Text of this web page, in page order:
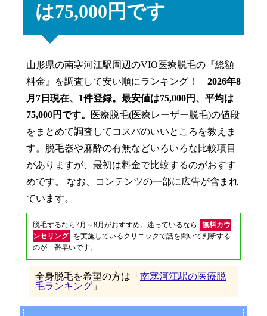
は75,000円です
山形県の南寒河江駅周辺のVIO医療脱毛の『総額
料金』を調査して安い順にランキング！ 2026年8
月7日現在、1件登録。最安値は75,000円、平均は
75,000円です。
医療脱毛(医療レーザー脱毛)の値段
をまとめて調査してコスパのいいところを教えま
す。脱毛器や麻酔の有無などいろいろな比較項目
がありますが、最初は料金で比較するのがおすす
めです。 なお、コンテンツの一部に広告が含まれ
ています。
脱毛するなら7月～8月がおすすめ。迷っているなら
無料カウ
ンセリング
を実施しているクリニックで話を聞いて判断する
のが一番早いです。
全身脱毛を希望の方は「 南寒河江駅の医療脱
毛ランキング 」